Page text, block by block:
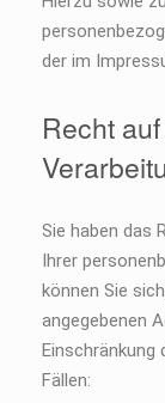
der im
Recht
Sie haben das
Ihrer
können Sie
angegebenen
Fällen: